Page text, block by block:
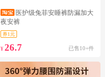
医护级兔菲安睡裤防漏加大
夜安裤
券1元
¥26.7 已售10+件